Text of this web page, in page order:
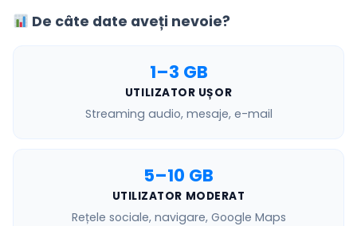
De câte date aveți nevoie?
1–3 GB
UTILIZATOR UȘOR
Streaming audio, mesaje, e-mail
5–10 GB
UTILIZATOR MODERAT
Rețele sociale, navigare, Google Maps